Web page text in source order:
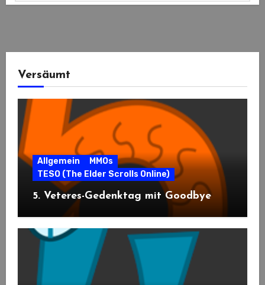
Versäumt
Allgemein
MMOs
TESO (The Elder Scrolls Online)
5. Veteres-Gedenktag mit Goodbye